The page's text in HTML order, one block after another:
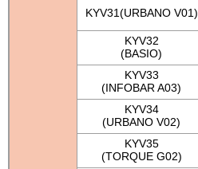
KYV31(URBANO V01)
KYV32
(BASIO)
KYV33
(INFOBAR A03)
KYV34
(URBANO V02)
KYV35
(TORQUE G02)